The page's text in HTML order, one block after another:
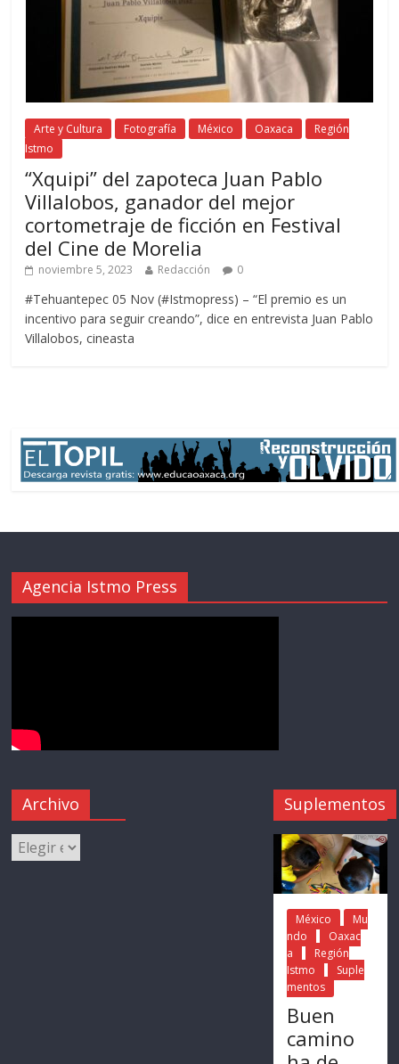
Arte y Cultura Fotografía México Oaxaca
Región
Istmo
“Xquipi” del zapoteca Juan Pablo
Villalobos, ganador del mejor
cortometraje de ficción en Festival
del Cine de Morelia
noviembre 5, 2023 Redacción 0
#Tehuantepec 05 Nov (#Istmopress) – “El premio es un
incentivo para seguir creando”, dice en entrevista Juan Pablo
Villalobos, cineasta
Agencia Istmo Press
Archivo Suplementos
México
Mu
ndo
Oaxac
a
Región
Istmo
Suple
mentos
Buen
camino